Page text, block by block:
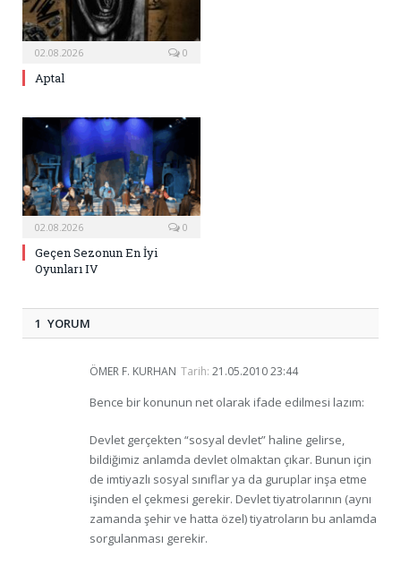
02.08.2026 0
Aptal
02.08.2026 0
Geçen Sezonun En İyi
Oyunları IV
1 YORUM
ÖMER F. KURHAN Tarih: 21.05.2010 23:44
Bence bir konunun net olarak ifade edilmesi lazım:
Devlet gerçekten “sosyal devlet” haline gelirse,
bildiğimiz anlamda devlet olmaktan çıkar. Bunun için
de imtiyazlı sosyal sınıflar ya da guruplar inşa etme
işinden el çekmesi gerekir. Devlet tiyatrolarının (aynı
zamanda şehir ve hatta özel) tiyatroların bu anlamda
sorgulanması gerekir.